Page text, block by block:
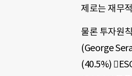
제로는 재무
물론 투자원
(George
(40.5%)